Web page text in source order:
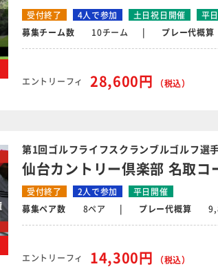
受付終了 4人で参加 土日祝日開催 平
募集チーム数 10チーム プレー代概算
エントリーフィ 28,600円 （税込）
第1回ゴルフライフスクランブルゴルフ選
仙台カントリー倶楽部 名取コ
受付終了 2人で参加 平日開催
募集ペア数 8ペア プレー代概算
エントリーフィ 14,300円 （税込）